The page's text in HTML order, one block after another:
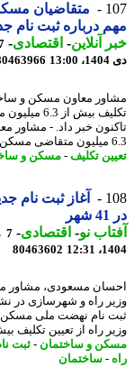
متقاضیان مسکن
درباره ثبت نام
آنلاین-اقتصادی-
80463966
معاون مسکن و ساختمان
خبر داد. - مشاور
تکلیف-مسکن و
آغاز ثبت نام
نو- اقتصادی-
80463602
مسعودی، مشاور
راه و شهرسازی در نشست
راه از تعیین تکلیف بیش از 6.3 ...
و ساختمان-ثبت نام-
- ساختمان